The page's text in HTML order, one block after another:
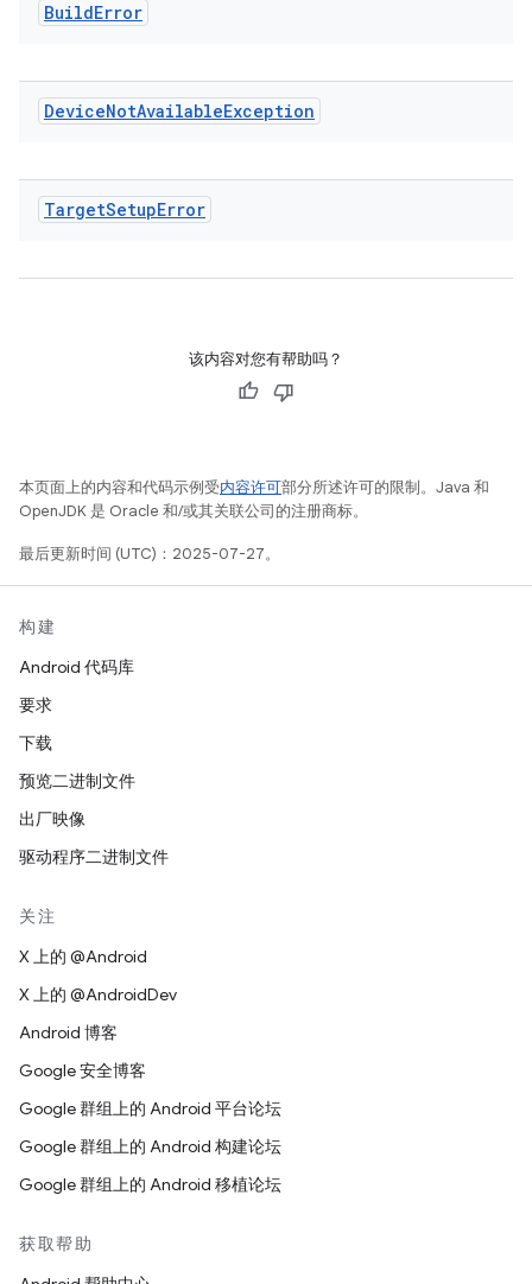
BuildError
DeviceNotAvailableException
TargetSetupError
该内容对您有帮助吗？
本页面上的内容和代码示例受内容许可部分所述许可的限制。Java 和
OpenJDK 是 Oracle 和/或其关联公司的注册商标。
最后更新时间 (UTC)：2025-07-27。
构建
Android 代码库
要求
下载
预览二进制文件
出厂映像
驱动程序二进制文件
关注
X 上的 @Android
X 上的 @AndroidDev
Android 博客
Google 安全博客
Google 群组上的 Android 平台论坛
Google 群组上的 Android 构建论坛
Google 群组上的 Android 移植论坛
获取帮助